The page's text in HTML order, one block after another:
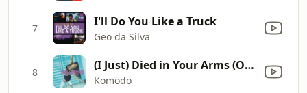
7 I'll Do You Like a Truck
Geo da Silva
8 (I Just) Died in Your Arms (Original Extended Mix)
Komodo